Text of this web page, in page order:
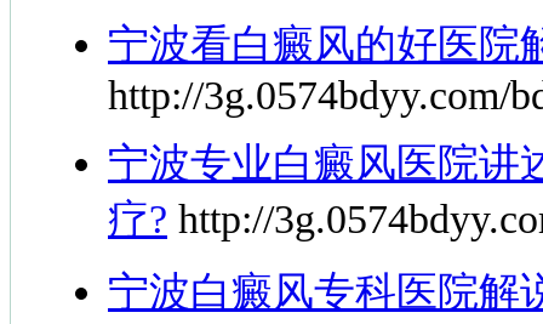
宁波看白癜风的好医院
http://3g.0574bdyy.com/
宁波专业白癜风医院讲
疗? http://
宁波白癜风专科医院解